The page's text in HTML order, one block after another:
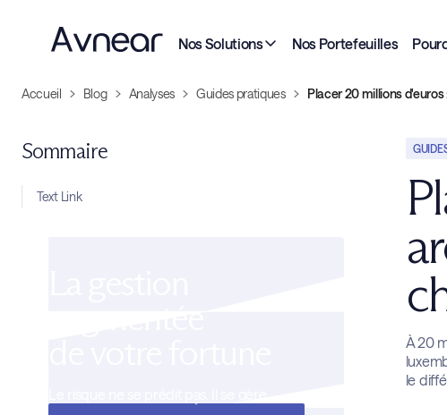
Nos Solutions Nos Portefeuilles
Accueil Blog Analyses Guides pratiques Placer 20 millions
Sommaire
Text Link
À 20
le